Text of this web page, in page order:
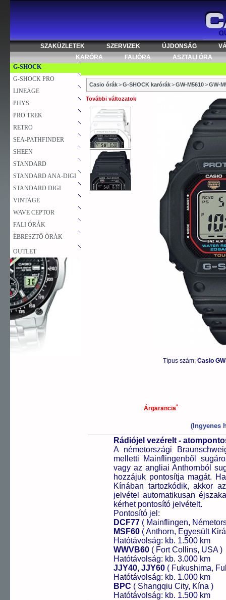
SZAKÜZLETEK SZERVIZEK ÚJDONSÁG
KARÓRA
FALIÓRA ASZTALI ÓRA
EDIFICE
G-SHOCK
G-SHOCK PRO
LINEAGE
PHYS
PRO TREK
RETRO
SEA-PATHFINDER
SHEEN
STANDARD
STANDARD ANA-DIGI
STANDARD DIGI
VINTAGE
WAVE CEPTOR
FALI ÓRÁK
ÉBRESZTŐ ÓRÁK
OUTLET
Casio órák>G-SHOCK karórák>GW-M5610>GW-
További változatok
Típus szám: Casio
Árgarancia*
(Ingyenes
Rádiójel vezérelt -
A németországi
melletti Mainflingenből
vagy az angliai Anthornból
hozzájuk pontosítja magát.
Kínában tartozkódik, akkor
jelvétel automatikusan
kérhet pontosító jelvételt.
Pontosító jel:
DCF77 ( Mainflingen,
MSF60 ( Anthorn, Egyesült
Hatótávolság: kb. 1.500 km
WWVB60 ( Fort Collins, USA )
Hatótávolság: kb. 3.000 km
JJY40, JJY60 ( Fukushima,
Hatótávolság: kb. 1.000 km
BPC ( Shangqiu City, Kína )
Hatótávolság: kb. 1.500 km